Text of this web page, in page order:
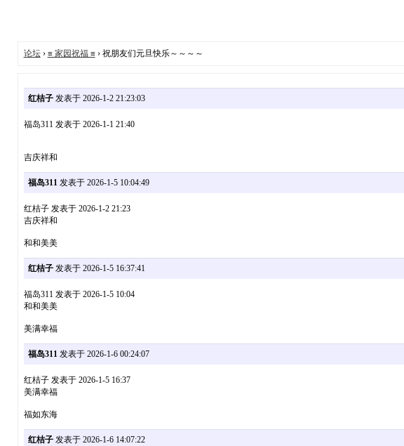
论坛› ≡ 家园祝福 ≡› 祝朋友们元旦快乐～～～～
红桔子发表于 2026-1-2 21:23:03
福岛311 发表于 2026-1-1 21:40
吉庆祥和
福岛311发表于 2026-1-5 10:04:49
红桔子 发表于 2026-1-2 21:23
吉庆祥和
和和美美
红桔子发表于 2026-1-5 16:37:41
福岛311 发表于 2026-1-5 10:04
和和美美
美满幸福
福岛311发表于 2026-1-6 00:24:07
红桔子 发表于 2026-1-5 16:37
美满幸福
福如东海
红桔子发表于 2026-1-6 14:07:22